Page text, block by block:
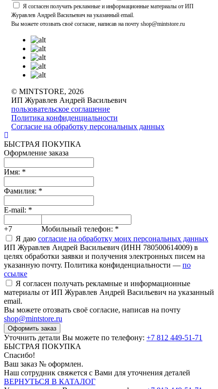
Я согласен получать рекламные и информационные материалы от ИП
Журавлев Андрей Васильевич на указанный email.
Вы можете отозвать своё согласие, написав на почту shop@mintstore.ru
© MINTSTORE, 2026
ИП Журавлев Андрей Васильевич
пользовательское соглашение
Политика конфиденциальности
Согласие на обработку персональных данных
БЫСТРАЯ ПОКУПКА
Оформление заказа
Имя: *
Фамилия: *
E-mail: *
+7 Мобильный телефон: *
Я даю согласие на обработку моих персональных данных
ИП Журавлев Андрей Васильевич (ИНН 780500614009) в
целях обработки заявки и получения электронных писем на
указанную почту. Политика конфиденциальности — по
ссылке
Я согласен получать рекламные и информационные
материалы от ИП Журавлев Андрей Васильевич на указанный
email.
Вы можете отозвать своё согласие, написав на почту
shop@mintstore.ru
Оформить заказ
Уточнить детали Вы можете по телефону: +7 812 449-51-71
БЫСТРАЯ ПОКУПКА
Спасибо!
Ваш заказ № оформлен.
Наш сотрудник свяжется с Вами для уточнения деталей
ВЕРНУТЬСЯ В КАТАЛОГ